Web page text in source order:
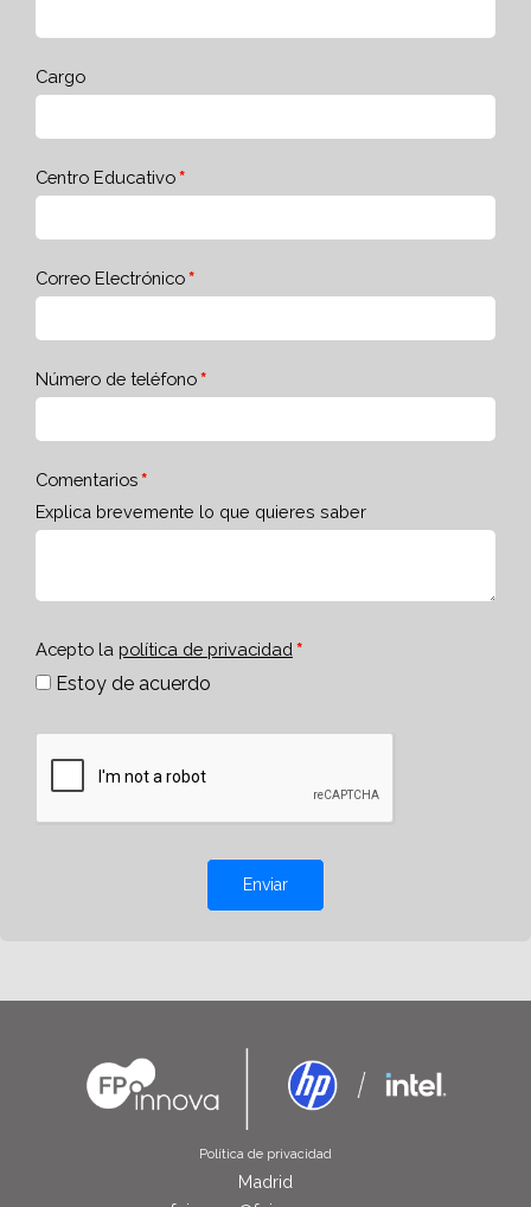
Cargo
Centro Educativo
Correo Electrónico
Número de teléfono
Comentarios
Explica brevemente lo que quieres saber
Acepto la política de privacidad
Estoy de acuerdo
Enviar
Política de privacidad
Madrid